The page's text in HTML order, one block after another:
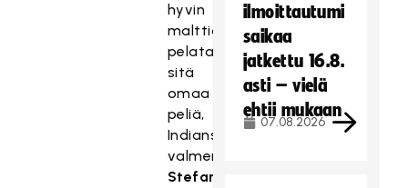
hyvin
malttia
pelata
sitä
omaa
peliä,
Indiansin
valmentaja
Stefan
ilmoittautumi
saikaa
jatkettu 16.8.
asti – vielä
ehtii mukaan
07.08.2026